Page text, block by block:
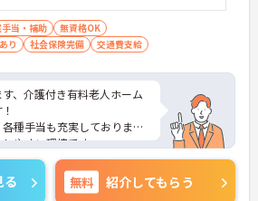
当・補助
無資格OK
り
社会保険完備 交通費支給
、介護付き有料老人ホーム
種手当も充実しております
やすい環境です。
、通勤も楽々です♪
ナビ介護職までお問い合わ
る 無料 紹介してもらう